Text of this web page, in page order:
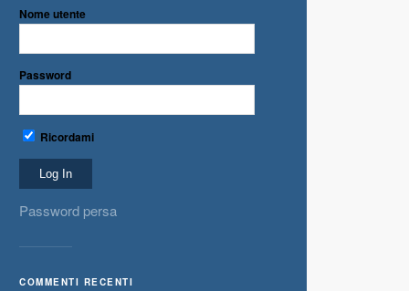
Nome utente
Password
Ricordami
Password persa
COMMENTI RECENTI